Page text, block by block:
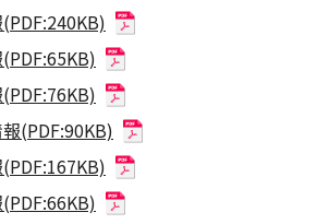
(PDF:90KB)